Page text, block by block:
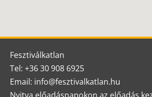
Fesztiválkatlan
Tel: +36 30 908 6925
Email: info@fesztivalkatlan.hu